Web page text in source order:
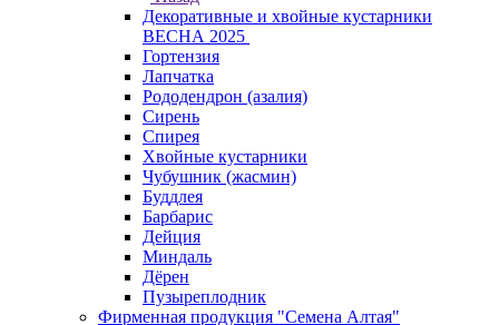
Декоративные и хвойные кустарники
ВЕСНА 2025
Гортензия
Лапчатка
Рододендрон (азалия)
Сирень
Спирея
Хвойные кустарники
Чубушник (жасмин)
Буддлея
Барбарис
Дейция
Миндаль
Дёрен
Пузыреплодник
Фирменная продукция "Семена Алтая"